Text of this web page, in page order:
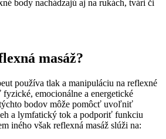
body nachádzajú aj na rukách, tvári či
masáž?
používa tlak a manipuláciu na reflexné
emocionálne a energetické
bodov môže pomôcť uvoľniť
a lymfatický tok a podporiť funkciu
iného však reflexná masáž slúži na: